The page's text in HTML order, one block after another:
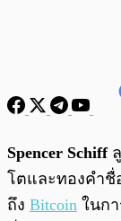
Spencer Schiffลู
โตและทองคำชื่
ถึง Bitcoin ในก